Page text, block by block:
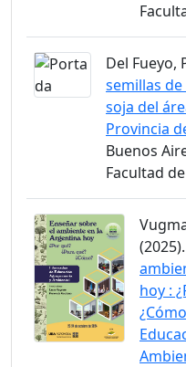
Del Fueyo,
semillas
soja del
Provincia
Buenos
Facultad
(2025).
hoy :